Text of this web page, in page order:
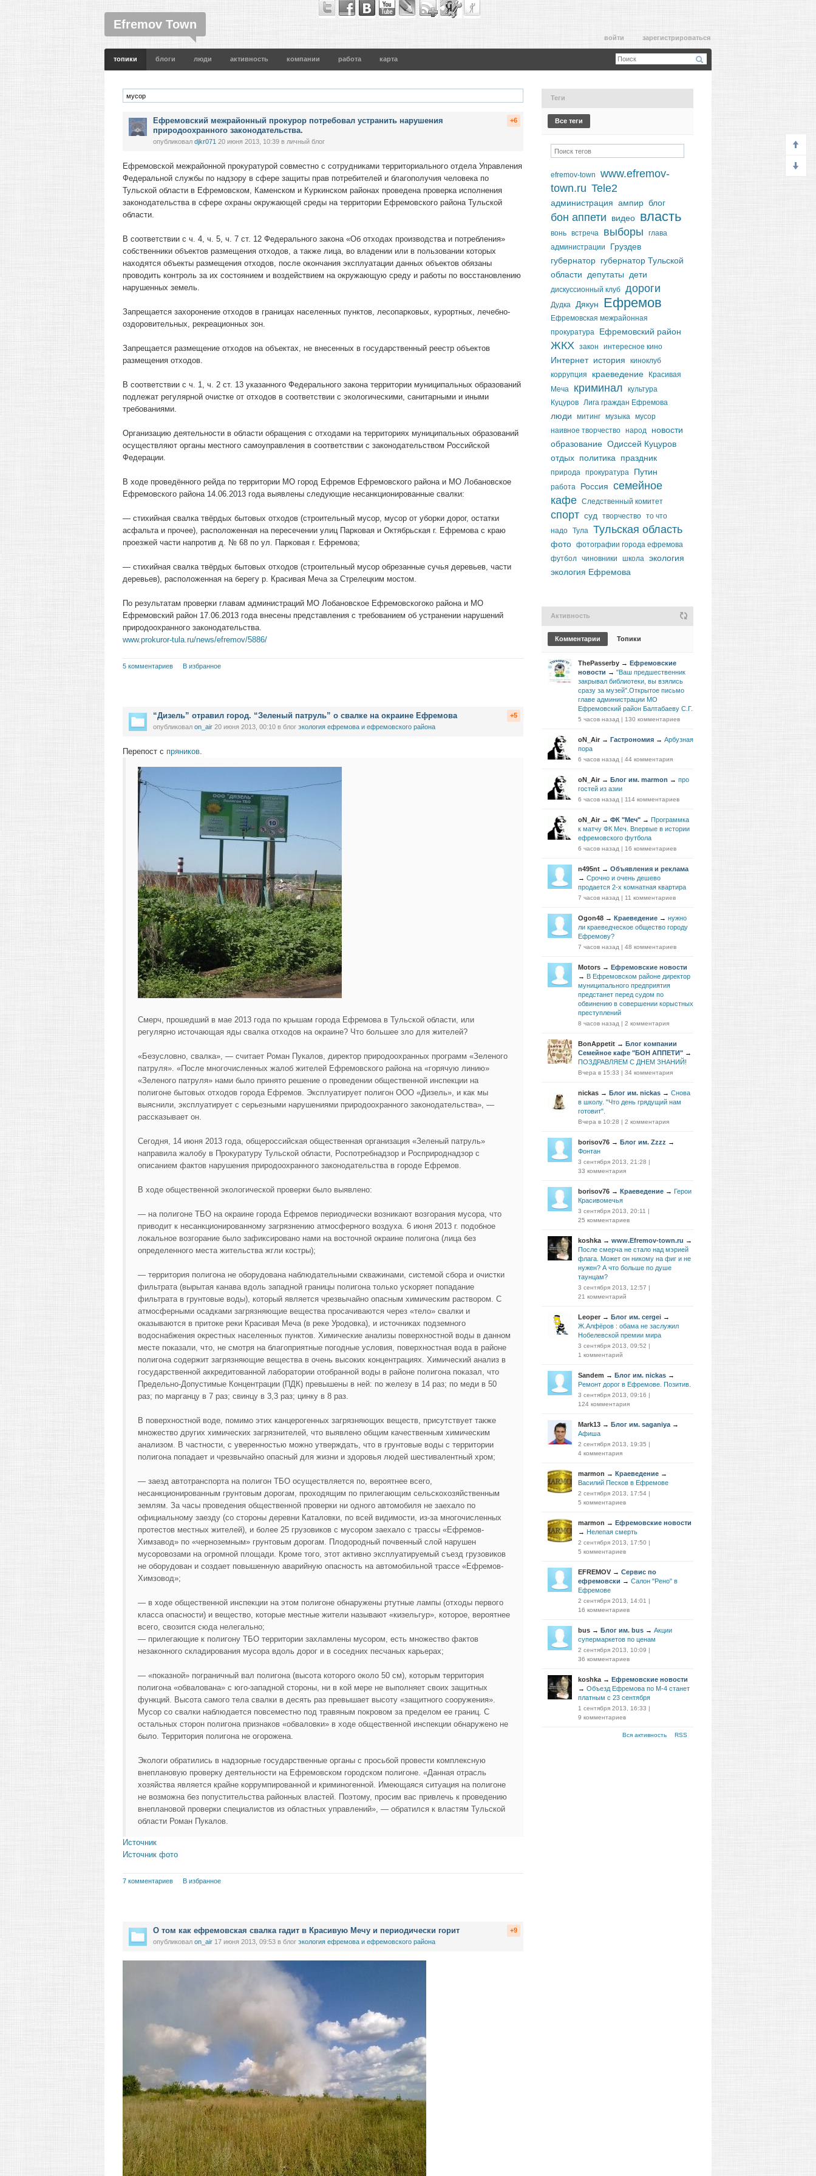
Efremov Town
войти зарегистрироваться
топики блоги люди активность компании работа карта
Ефремовский межрайонный прокурор потребовал устранить нарушения
природоохранного законодательства.
опубликовал djkr071 20 июня 2013, 10:39 в личный блог
+6
Ефремовской межрайонной прокуратурой совместно с сотрудниками территориального отдела Управления
Федеральной службы по надзору в сфере защиты прав потребителей и благополучия человека по
Тульской области в Ефремовском, Каменском и Куркинском районах проведена проверка исполнения
законодательства в сфере охраны окружающей среды на территории Ефремовского района Тульской
области.
В соответствии с ч. 4, ч. 5, ч. 7 ст. 12 Федерального закона «Об отходах производства и потребления»
собственники объектов размещения отходов, а также лица, во владении или в пользовании которых
находятся объекты размещения отходов, после окончания эксплуатации данных объектов обязаны
проводить контроль за их состоянием и воздействием на окружающую среду и работы по восстановлению
нарушенных земель.
Запрещается захоронение отходов в границах населенных пунктов, лесопарковых, курортных, лечебно-
оздоровительных, рекреационных зон.
Запрещается размещение отходов на объектах, не внесенных в государственный реестр объектов
размещения отходов.
В соответствии с ч. 1, ч. 2 ст. 13 указанного Федерального закона территории муниципальных образований
подлежат регулярной очистке от отходов в соответствии с экологическими, санитарными и иными
требованиями.
Организацию деятельности в области обращения с отходами на территориях муниципальных образований
осуществляют органы местного самоуправления в соответствии с законодательством Российской
Федерации.
В ходе проведённого рейда по территории МО город Ефремов Ефремовского района и МО Лобановское
Ефремовского района 14.06.2013 года выявлены следующие несанкционированные свалки:
— стихийная свалка твёрдых бытовых отходов (строительный мусор, мусор от уборки дорог, остатки
асфальта и прочее), расположенная на пересечении улиц Парковая и Октябрьская г. Ефремова с краю
проезжей части напротив д. № 68 по ул. Парковая г. Ефремова;
— стихийная свалка твёрдых бытовых отходов (строительный мусор обрезанные сучья деревьев, части
деревьев), расположенная на берегу р. Красивая Меча за Стрелецким мостом.
По результатам проверки главам администраций МО Лобановское Ефремовскогоко района и МО
Ефремовский район 17.06.2013 года внесены представления с требованием об устранении нарушений
природоохранного законодательства.
www.prokuror-tula.ru/news/efremov/5886/
5 комментариев В избранное
“Дизель” отравил город. “Зеленый патруль” о свалке на окраине Ефремова
опубликовал on_air 20 июня 2013, 00:10 в блог экология ефремова и ефремовского района
+5
Перепост с пряников.
Смерч, прошедший в мае 2013 года по крышам города Ефремова в Тульской области, или
регулярно источающая яды свалка отходов на окраине? Что большее зло для жителей?
«Безусловно, свалка», — считает Роман Пукалов, директор природоохранных программ «Зеленого
патруля». «После многочисленных жалоб жителей Ефремовского района на «горячую линию»
«Зеленого патруля» нами было принято решение о проведении общественной инспекции на
полигоне бытовых отходов города Ефремов. Эксплуатирует полигон ООО «Дизель», и как мы
выяснили, эксплуатирует с серьезными нарушениями природоохранного законодательства», —
рассказывает он.
Сегодня, 14 июня 2013 года, общероссийская общественная организация «Зеленый патруль»
направила жалобу в Прокуратуру Тульской области, Роспотребнадзор и Росприроднадзор с
описанием фактов нарушения природоохранного законодательства в городе Ефремов.
В ходе общественной экологической проверки было выявлено:
— на полигоне ТБО на окраине города Ефремов периодически возникают возгорания мусора, что
приводит к несанкционированному загрязнению атмосферного воздуха. 6 июня 2013 г. подобное
локальное возгорание было зафиксировано нами на восточной окраине полигона (лица без
определенного места жительства жгли костры);
— территория полигона не оборудована наблюдательными скважинами, системой сбора и очистки
фильтрата (вырытая канава вдоль западной границы полигона только ускоряет попадание
фильтрата в грунтовые воды), который является чрезвычайно опасным химическим раствором. С
атмосферными осадками загрязняющие вещества просачиваются через «тело» свалки и
оказываются в притоке реки Красивая Меча (в реке Уродовка), и источниках подземного
водоснабжения окрестных населенных пунктов. Химические анализы поверхностной воды в данном
месте показали, что, не смотря на благоприятные погодные условия, поверхностная вода в районе
полигона содержит загрязняющие вещества в очень высоких концентрациях. Химический анализ в
государственной аккредитованной лаборатории отобранной воды в районе полигона показал, что
Предельно-Допустимые Концентрации (ПДК) превышены в ней: по железу в 14 раз; по меди в 50
раз; по марганцу в 7 раз; свинцу в 3,3 раз; цинку в 8 раз.
В поверхностной воде, помимо этих канцерогенных загрязняющих веществ, присутствует также
множество других химических загрязнителей, что выявлено общим качественным химическим
анализом. В частности, с уверенностью можно утверждать, что в грунтовые воды с территории
полигона попадает и чрезвычайно опасный для жизни и здоровья людей шестивалентный хром;
— заезд автотранспорта на полигон ТБО осуществляется по, вероятнее всего,
несанкционированным грунтовым дорогам, проходящим по прилегающим сельскохозяйственным
землям. За часы проведения общественной проверки ни одного автомобиля не заехало по
официальному заезду (со стороны деревни Каталовки, по всей видимости, из-за многочисленных
протестов местных жителей), и более 25 грузовиков с мусором заехало с трассы «Ефремов-
Химзавод» по «черноземным» грунтовым дорогам. Плодородный почвенный слой нарушен
мусоровозами на огромной площади. Кроме того, этот активно эксплуатируемый съезд грузовиков
не оборудован и создает повышенную аварийную опасность на автомобильной трассе «Ефремов-
Химзовод»;
— в ходе общественной инспекции на этом полигоне обнаружены ртутные лампы (отходы первого
класса опасности) и вещество, которые местные жители называют «кизельгур», которое, вероятнее
всего, свозится сюда нелегально;
— прилегающие к полигону ТБО территории захламлены мусором, есть множество фактов
незаконного складирования мусора вдоль дорог и в соседних песчаных карьерах;
— «показной» пограничный вал полигона (высота которого около 50 см), которым территория
полигона «обвалована» с юго-западной стороны, ни в кой мере не выполняет своих защитных
функций. Высота самого тела свалки в десять раз превышает высоту «защитного сооружения».
Мусор со свалки наблюдается повсеместно под травяным покровом за пределом ее границ. С
остальных сторон полигона признаков «обваловки» в ходе общественной инспекции обнаружено не
было. Территория полигона не огорожена.
Экологи обратились в надзорные государственные органы с просьбой провести комплексную
внеплановую проверку деятельности на Ефремовском городском полигоне. «Данная отрасль
хозяйства является крайне коррумпированной и криминогенной. Имеющаяся ситуация на полигоне
не возможна без попустительства районных властей. Поэтому, просим вас привлечь к проведению
внеплановой проверки специалистов из областных управлений», — обратился к властям Тульской
области Роман Пукалов.
Источник
Источник фото
7 комментариев В избранное
О том как ефремовская свалка гадит в Красивую Мечу и периодически горит
опубликовал on_air 17 июня 2013, 09:53 в блог экология ефремова и ефремовского района
+9
Теги
Все теги
efremov-town
www.efremov-
town.ru Tele2
администрация ампир блог
бон аппети видео власть
вонь встреча выборы
глава
администрации
Груздев
губернатор губернатор Тульской
области
депутаты дети
дискуссионный клуб дороги
Дудка Дякун Ефремов
Ефремовская межрайонная
прокуратура
Ефремовский район
ЖКХ закон интересное кино
Интернет история
киноклуб
коррупция
краеведение
Красивая
Меча
криминал
культура
Куцуров Лига граждан Ефремова
люди митинг музыка мусор
наивное творчество народ
новости
образование Одиссей Куцуров
отдых политика праздник
природа прокуратура Путин
работа Россия семейное
кафе Следственный комитет
спорт суд творчество то что
надо Тула Тульская область
фото фотографии города ефремова
футбол чиновники школа экология
экология Ефремова
Активность
Комментарии Топики
ThePasserby → Ефремовские
новости → "Ваш предшественник
закрывал библиотеки, вы взялись
сразу за музей".Открытое письмо
главе администрации МО
Ефремовский район Балтабаеву С.Г.
5 часов назад | 130 комментариев
oN_Air → Гастрономия → Арбузная
пора
6 часов назад | 44 комментария
oN_Air → Блог им. marmon → про
гостей из азии
6 часов назад | 114 комментариев
oN_Air → ФК "Меч" → Программка
к матчу ФК Меч. Впервые в истории
ефремовского футбола
6 часов назад | 16 комментариев
n495nt → Объявления и реклама
→ Срочно и очень дешево
продается 2-х комнатная квартира
7 часов назад | 11 комментариев
Ogon48 → Краеведение → нужно
ли краеведческое общество городу
Ефремову?
7 часов назад | 48 комментариев
Motors → Ефремовские новости
→ В Ефремовском районе директор
муниципального предприятия
предстанет перед судом по
обвинению в совершении корыстных
преступлений
8 часов назад | 2 комментария
BonAppetit → Блог компании
Семейное кафе "БОН АППЕТИ" →
ПОЗДРАВЛЯЕМ С ДНЕМ ЗНАНИЙ!
Вчера в 15:33 | 34 комментария
nickas → Блог им. nickas → Снова
в школу. "Что день грядущий нам
готовит".
Вчера в 10:28 | 2 комментария
borisov76 → Блог им. Zzzz →
Фонтан
3 сентября 2013, 21:28 |
33 комментария
borisov76 → Краеведение → Герои
Красивомечья
3 сентября 2013, 20:11 |
25 комментариев
koshka → www.Efremov-town.ru →
После смерча не стало над мэрией
флага. Может он никому на фиг и не
нужен? А что больше по душе
таунцам?
3 сентября 2013, 12:57 |
21 комментарий
Leoper → Блог им. cergei →
Ж.Алфёров : обама не заслужил
Нобелевской премии мира
3 сентября 2013, 09:52 |
1 комментарий
Sandem → Блог им. nickas →
Ремонт дорог в Ефремове. Позитив.
3 сентября 2013, 09:16 |
124 комментария
Mark13 → Блог им. saganiya →
Афиша
2 сентября 2013, 19:35 |
4 комментария
marmon → Краеведение →
Василий Песков в Ефремове
2 сентября 2013, 17:54 |
5 комментариев
marmon → Ефремовские новости
→ Нелепая смерть
2 сентября 2013, 17:50 |
5 комментариев
EFREMOV → Сервис по
ефремовски → Салон "Рено" в
Ефремове
2 сентября 2013, 14:01 |
16 комментариев
bus → Блог им. bus → Акции
супермаркетов по ценам
2 сентября 2013, 10:09 |
36 комментариев
koshka → Ефремовские новости
→ Объезд Ефремова по М-4 станет
платным с 23 сентября
1 сентября 2013, 16:33 |
9 комментариев
Вся активность RSS